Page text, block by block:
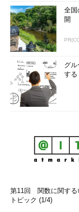
全国
開
グ
する
第11回 関数に関する
トピック (1/4)